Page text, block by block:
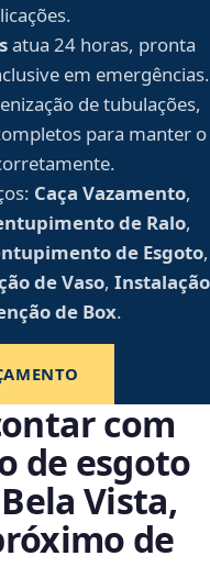
atua 24 horas, pronta
em emergências.
de tubulações,
para manter o
Caça Vazamento,
de Ralo,
de Esgoto,
de Vaso, Instalação
de Box.
com
de esgoto
Vista,
de